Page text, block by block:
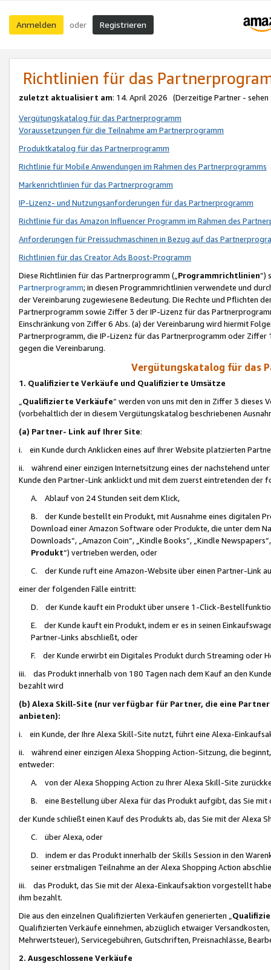
Anmelden oder Registrieren
Richtlinien für das
zuletzt aktualisiert am: 14. April 2026 (Derzeitige Partner - sehen
Vergütungskatalog für das Partnerprogramm
Voraussetzungen für die Teilnahme am Partnerprogramm
Produktkatalog für das Partnerprogramm
Richtlinie für Mobile Anwendungen im Rahmen des Partnerprogramms
Markenrichtlinien für das Partnerprogramm
IP-Lizenz- und Nutzungsanforderungen für das Partnerprogramm
Richtlinie für das Amazon Influencer Programm im Rahmen des
Anforderungen für Preissuchmaschinen in Bezug auf das
Richtlinien für das Creator Ads Boost-Programm
Diese Richtlinien für das Partnerprogramm („Programmrichtlinien“)
Partnerprogramm; in diesen Programmrichtlinien verwendete und
der Vereinbarung zugewiesene Bedeutung. Die Rechte und Pflichten
Partnerprogramm sowie Ziffer 3 der IP-Lizenz für das
Einschränkung von Ziffer 6 Abs. (a) der Vereinbarung wird hiermit
Partnerprogramm, die IP-Lizenz für das Partnerprogramm oder
gegen die Vereinbarung.
Vergütungskatalog für das
1. Qualifizierte Verkäufe und Qualifizierte Umsätze
Qualifizierte Verkäufe“ werden von uns mit den in Ziffer 3
(vorbehaltlich der in diesem Vergütungskatalog beschriebenen
(a) Partner- Link auf Ihrer Site:
i. ein Kunde durch Anklicken eines auf Ihrer Website platzierten
ii. während einer einzigen Internetsitzung eines der nachstehend
Kunde den Partner-Link anklickt und mit dem zuerst eintretenden der
A. Ablauf von 24 Stunden seit dem Klick,
B. der Kunde bestellt ein Produkt, mit Ausnahme eines digitalen
Download einer Amazon Software oder Produkte, die unter dem
Downloads“, „Amazon Coin“, „Kindle Books“, „Kindle
Produkt“) vertrieben werden, oder
C. der Kunde ruft eine Amazon-Website über einen Partner-Link
einer der folgenden Fälle eintritt:
D. der Kunde kauft ein Produkt über unsere 1-Click-
E. der Kunde kauft ein Produkt, indem er es in seinen
Partner-Links abschließt, oder
F. der Kunde erwirbt ein Digitales Produkt durch Streaming oder
iii. das Produkt innerhalb von 180 Tagen nach dem Kauf an den
bezahlt wird
(b) Alexa Skill-Site (nur verfügbar für Partner, die eine
anbieten):
i. ein Kunde, der Ihre Alexa Skill-Site nutzt, führt eine Alexa-
ii. während einer einzigen Alexa Shopping Action-Sitzung, die
entweder:
A. von der Alexa Shopping Action zu Ihrer Alexa Skill-Site
B. eine Bestellung über Alexa für das Produkt aufgibt, das Sie mit
der Kunde schließt einen Kauf des Produkts ab, das Sie mit der Alexa
C. über Alexa, oder
D. indem er das Produkt innerhalb der Skills Session in den
seiner erstmaligen Teilnahme an der Alexa Shopping Action
iii. das Produkt, das Sie mit der Alexa-Einkaufsaktion vorgestellt
ihm bezahlt.
Die aus den einzelnen Qualifizierten Verkäufen generierten „
Qualifizierten Verkäufe einnehmen, abzüglich etwaiger
Mehrwertsteuer), Servicegebühren, Gutschriften, Preisnachlässe,
2. Ausgeschlossene Verkäufe